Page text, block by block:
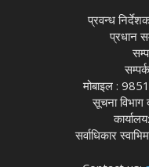
प्रवन्ध
प्रधान
मोबाइल :
सूचना
सर्वाधिकार